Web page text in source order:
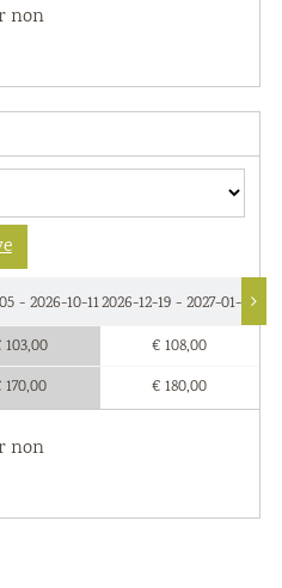
non
- 2026-10-11
103,00
170,00
2026-12-19 - 2027-01-09
€ 108,00
€ 180,00
non